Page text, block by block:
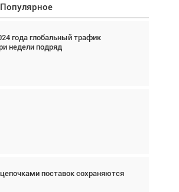
Популярное
года глобальный трафик
недели подряд
поставок сохраняются
тандем вертолётов и БПЛА в
операциях
фотограф Дэйв Кох: «Фотография
себя... а ИИ всё портит»
года глобальный трафик
недели подряд